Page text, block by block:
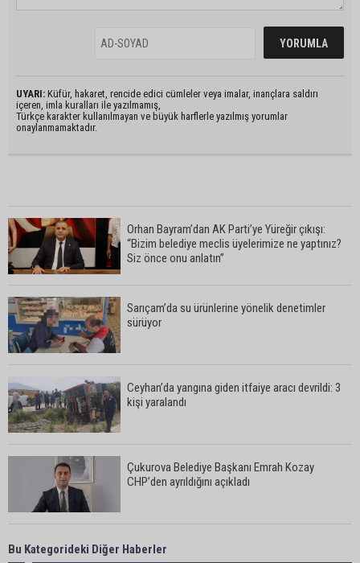
UYARI: Küfür, hakaret, rencide edici cümleler veya imalar, inançlara saldırı
içeren, imla kuralları ile yazılmamış,
Türkçe karakter kullanılmayan ve büyük harflerle yazılmış yorumlar
onaylanmamaktadır.
Orhan Bayram’dan AK Parti’ye Yüreğir çıkışı:
“Bizim belediye meclis üyelerimize ne yaptınız?
Siz önce onu anlatın”
Sarıçam’da su ürünlerine yönelik denetimler
sürüyor
Ceyhan’da yangına giden itfaiye aracı devrildi: 3
kişi yaralandı
Çukurova Belediye Başkanı Emrah Kozay
CHP’den ayrıldığını açıkladı
Belediye binasına girmek isteyen servisçilere
Bu Kategorideki Diğer Haberler